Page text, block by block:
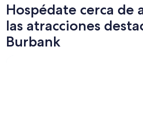
6
-
7
mañana
la
noche,
Burbank
este
fin
propiedades
en
Burbank
para
Hospédate cerca de
las atracciones
Burbank